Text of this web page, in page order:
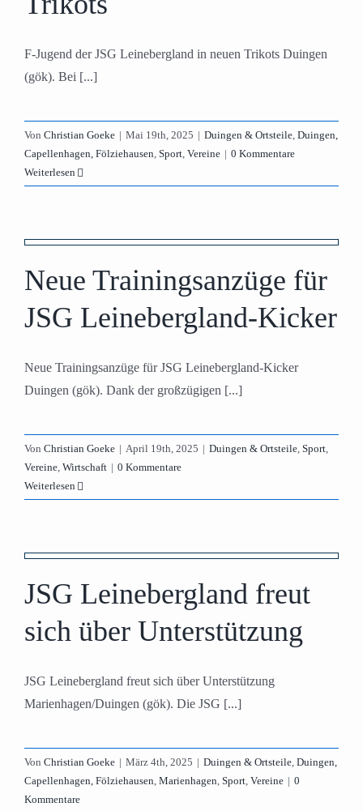
F-Jugend der JSG Leinebergland in neuen Trikots Duingen
(gök). Bei [...]
Von Christian Goeke | Mai 19th, 2025 | Duingen & Ortsteile, Duingen,
Capellenhagen, Fölziehausen, Sport, Vereine | 0 Kommentare
Weiterlesen
Neue Trainingsanzüge für
JSG Leinebergland-Kicker
Neue Trainingsanzüge für JSG Leinebergland-Kicker
Duingen (gök). Dank der großzügigen [...]
Von Christian Goeke | April 19th, 2025 | Duingen & Ortsteile, Sport,
Vereine, Wirtschaft | 0 Kommentare
Weiterlesen
JSG Leinebergland freut
sich über Unterstützung
JSG Leinebergland freut sich über Unterstützung
Marienhagen/Duingen (gök). Die JSG [...]
Von Christian Goeke | März 4th, 2025 | Duingen & Ortsteile, Duingen,
Capellenhagen, Fölziehausen, Marienhagen, Sport, Vereine | 0
Kommentare